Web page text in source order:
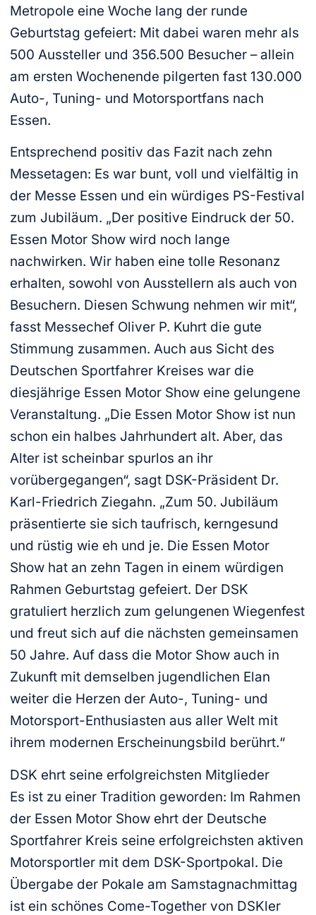
Metropole eine Woche lang der runde
Geburtstag gefeiert: Mit dabei waren mehr als
500 Aussteller und 356.500 Besucher – allein
am ersten Wochenende pilgerten fast 130.000
Auto-, Tuning- und Motorsportfans nach
Essen.
Entsprechend positiv das Fazit nach zehn
Messetagen: Es war bunt, voll und vielfältig in
der Messe Essen und ein würdiges PS-Festival
zum Jubiläum. „Der positive Eindruck der 50.
Essen Motor Show wird noch lange
nachwirken. Wir haben eine tolle Resonanz
erhalten, sowohl von Ausstellern als auch von
Besuchern. Diesen Schwung nehmen wir mit“,
fasst Messechef Oliver P. Kuhrt die gute
Stimmung zusammen. Auch aus Sicht des
Deutschen Sportfahrer Kreises war die
diesjährige Essen Motor Show eine gelungene
Veranstaltung. „Die Essen Motor Show ist nun
schon ein halbes Jahrhundert alt. Aber, das
Alter ist scheinbar spurlos an ihr
vorübergegangen“, sagt DSK-Präsident Dr.
Karl-Friedrich Ziegahn. „Zum 50. Jubiläum
präsentierte sie sich taufrisch, kerngesund
und rüstig wie eh und je. Die Essen Motor
Show hat an zehn Tagen in einem würdigen
Rahmen Geburtstag gefeiert. Der DSK
gratuliert herzlich zum gelungenen Wiegenfest
und freut sich auf die nächsten gemeinsamen
50 Jahre. Auf dass die Motor Show auch in
Zukunft mit demselben jugendlichen Elan
weiter die Herzen der Auto-, Tuning- und
Motorsport-Enthusiasten aus aller Welt mit
ihrem modernen Erscheinungsbild berührt.“
DSK ehrt seine erfolgreichsten Mitglieder
Es ist zu einer Tradition geworden: Im Rahmen
der Essen Motor Show ehrt der Deutsche
Sportfahrer Kreis seine erfolgreichsten aktiven
Motorsportler mit dem DSK-Sportpokal. Die
Übergabe der Pokale am Samstagnachmittag
ist ein schönes Come-Together von DSKler